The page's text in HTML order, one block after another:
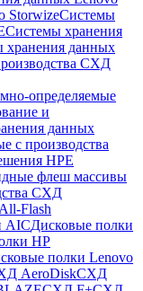
StorwizeСистемы
Системы хранения
хранения данных
СХД
определяемые
и
данных
с производства
HPE
флеш массивы
СХД
Flash
AICДисковые полки
HP
полки Lenovo
AeroDiskСХД